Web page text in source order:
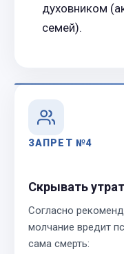
духовником
семей).
ЗАПРЕТ №4
Скрывать
Согласно
молчание вредит
сама смерть: